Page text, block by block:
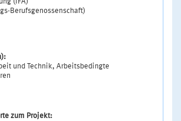
Berufsgenossenschaft)
und Technik, Arbeitsbedingte
zum Projekt: